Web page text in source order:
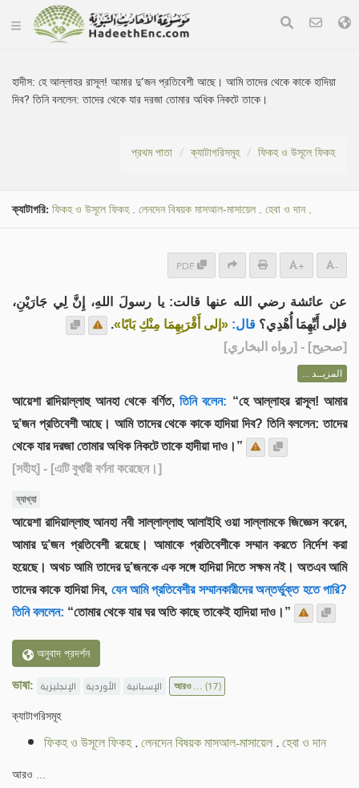
হাদীস:হে আল্লাহর রাসূল! আমার দু’জন প্রতিবেশী আছে। আমি তাদের থেকে কাকে হাদিয়া
দিব? তিনি বললেন: তাদের থেকে যার দরজা তোমার অধিক নিকটে তাকে।
প্রথম পাতা ক্যাটাগরিসমূহ ফিকহ ও উসূলে ফিকহ
ক্যাটাগরি: ফিকহ ও উসূলে ফিকহ. লেনদেন বিষয়ক মাসআল-মাসায়েল . হেবা ও দান.
PDF + -
عن عائشة رضي الله عنها قالت: يا رسولَ اللهِ، إِنَّ لِي جَارَيْنِ،
فإلى أَيِّهِمَا أُهْدِي؟ قال: «إلى أَقْرَبِهِمَا مِنْكِ بَابًا».
[صحيح] - [رواه البخاري]
المزيــد ...
আয়েশা রাদিয়াল্লাহু আনহা থেকে বর্ণিত,তিনি বলেন: “হে আল্লাহর রাসূল! আমার
দু’জন প্রতিবেশী আছে। আমি তাদের থেকে কাকে হাদিয়া দিব? তিনি বললেন: তাদের
থেকে যার দরজা তোমার অধিক নিকটে তাকে হাদীয়া দাও।”
[সহীহ] - [এটি বুখারী বর্ণনা করেছেন।]
ব্যাখ্যা
আয়েশা রাদিয়াল্লাহু আনহা নবী সাল্লাল্লাহু আলাইহি ওয়া সাল্লামকে জিজ্ঞেস করেন,
আমার দু’জন প্রতিবেশী রয়েছে। আমাকে প্রতিবেশীকে সম্মান করতে নির্দেশ করা
হয়েছে। অথচ আমি তাদের দু’জনকে এক সঙ্গে হাদিয়া দিতে সক্ষম নই। অতএব আমি
তাদের কাকে হাদিয়া দিব, যেন আমি প্রতিবেশীর সম্মানকারীদের অন্তর্ভুক্ত হতে পারি?
তিনি বললেন: “তোমার থেকে যার ঘর অতি কাছে তাকেই হাদিয়া দাও।”
অনুবাদ প্রদর্শন
ভাষা: الإنجليزية الأوردية الإسبانية আরও ...(17)
ক্যাটাগরিসমূহ
ফিকহ ও উসূলে ফিকহ.লেনদেন বিষয়ক মাসআল-মাসায়েল.হেবা ও দান
আরও ...